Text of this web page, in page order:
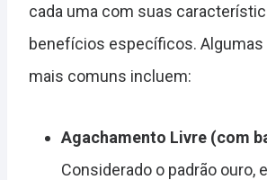
cada uma com suas
benefícios específicos. Algumas
mais comuns incluem:
Agachamento Livre (com
Considerado o padrão ouro,